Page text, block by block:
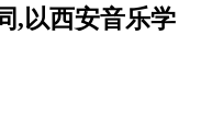
,以西安音乐学